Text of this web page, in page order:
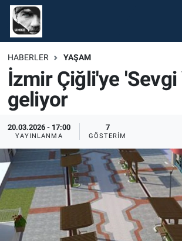
HABERLER YAŞAM
İzmir Çiğli'ye 'Sevgi
geliyor
20.03.2026 - 17:00
YAYINLANMA
7
GÖSTERIM
Gündem
Ekonomi
Spor
Magazin
Tüm Haberler
İletişim
Künye
Nöbetçi Eczaneler
Hava Durumu
Namaz Vakitleri
Trafik Durumu
Süper Lig Puan Durumu ve
Tüm Manşetler
Son Dakika Haberleri